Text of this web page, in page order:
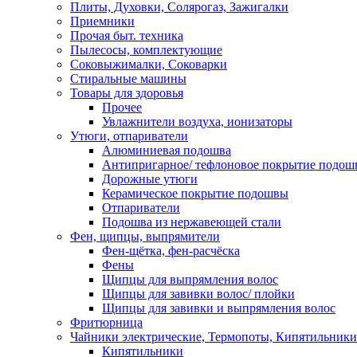
Плиты, Духовки, Солярогаз, Зажигалки
Приемники
Прочая быт. техника
Пылесосы, комплектующие
Соковыжималки, Соковарки
Стиральные машины
Товары для здоровья
Прочее
Увлажнители воздуха, ионизаторы
Утюги, отпариватели
Алюминиевая подошва
Антипригарное/ тефлоновое покрытие
Дорожные утюги
Керамическое покрытие подошвы
Отпариватели
Подошва из нержавеющей стали
Фен, щипцы, выпрямители
Фен-щётка, фен-расчёска
Фены
Щипцы для выпрямления волос
Щипцы для завивки волос/ плойки
Щипцы для завивки и выпрямления волос
Фритюрница
Чайники электрические, Термопоты, Кипятильники
Кипятильники